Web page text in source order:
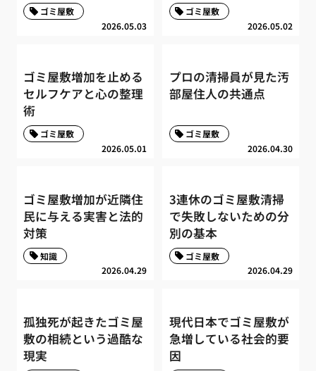
2026.05.03
ゴミ屋敷
2026.05.02
ゴミ屋敷
ゴミ屋敷増加を止める
セルフケアと心の整理
術
2026.05.01
ゴミ屋敷
プロの清掃員が見た汚
部屋住人の共通点
2026.04.30
ゴミ屋敷
ゴミ屋敷増加が近隣住
民に与える実害と法的
対策
2026.04.29
知識
3連休のゴミ屋敷清掃
で失敗しないための分
別の基本
2026.04.29
ゴミ屋敷
孤独死が起きたゴミ屋
敷の相続という過酷な
現実
現代日本でゴミ屋敷が
急増している社会的要
因